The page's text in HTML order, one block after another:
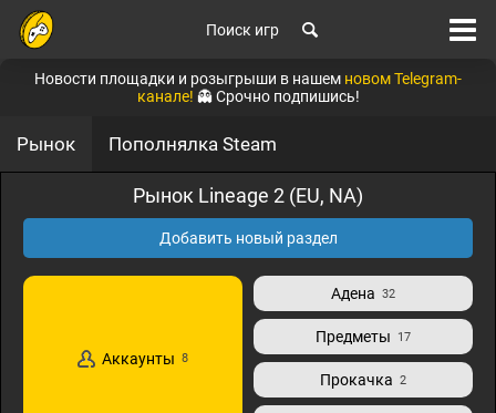
Поиск игр
Новости площадки и розыгрыши в нашем новом Telegram-
канале! 👻 Срочно подпишись!
Рынок Пополнялка Steam
Рынок Lineage 2 (EU, NA)
Добавить новый раздел
Аккаунты 8
Адена 32
Предметы 17
Прокачка 2